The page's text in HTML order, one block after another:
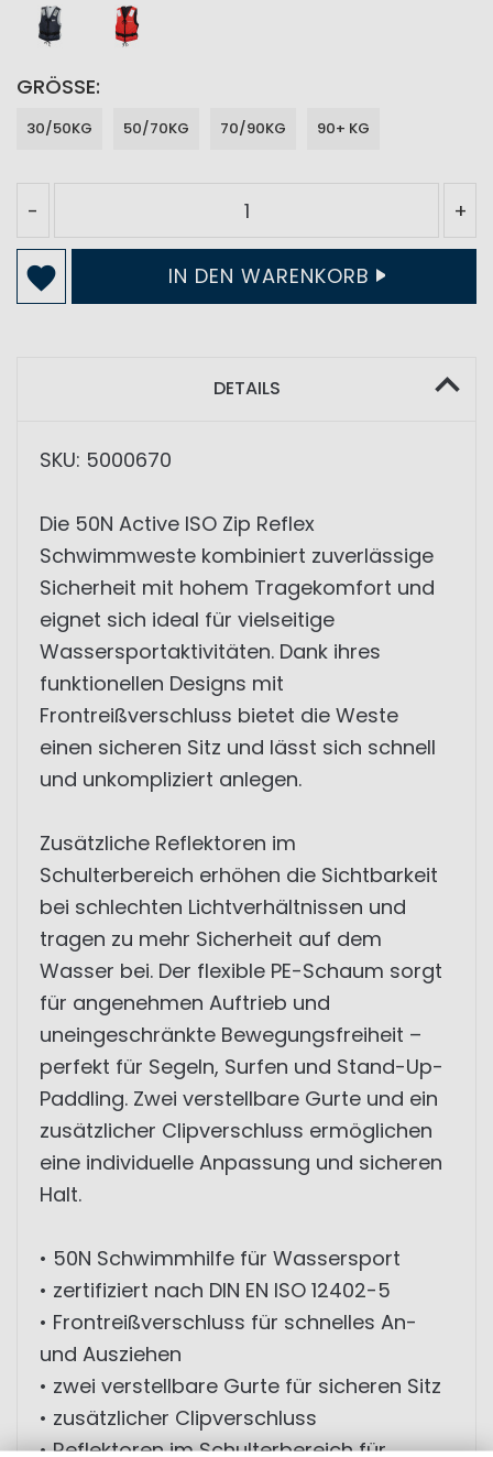
GRÖSSE
30/50KG 50/70KG 70/90KG 90+ KG
- +
IN DEN WARENKORB
DETAILS
SKU: 5000670
Die 50N Active ISO Zip Reflex
Schwimmweste kombiniert zuverlässige
Sicherheit mit hohem Tragekomfort und
eignet sich ideal für vielseitige
Wassersportaktivitäten. Dank ihres
funktionellen Designs mit
Frontreißverschluss bietet die Weste
einen sicheren Sitz und lässt sich schnell
und unkompliziert anlegen.
Zusätzliche Reflektoren im
Schulterbereich erhöhen die Sichtbarkeit
bei schlechten Lichtverhältnissen und
tragen zu mehr Sicherheit auf dem
Wasser bei. Der flexible PE-Schaum sorgt
für angenehmen Auftrieb und
uneingeschränkte Bewegungsfreiheit –
perfekt für Segeln, Surfen und Stand-Up-
Paddling. Zwei verstellbare Gurte und ein
zusätzlicher Clipverschluss ermöglichen
eine individuelle Anpassung und sicheren
Halt.
• 50N Schwimmhilfe für Wassersport
• zertifiziert nach DIN EN ISO 12402-5
• Frontreißverschluss für schnelles An-
und Ausziehen
• zwei verstellbare Gurte für sicheren Sitz
• zusätzlicher Clipverschluss
• Reflektoren im Schulterbereich für